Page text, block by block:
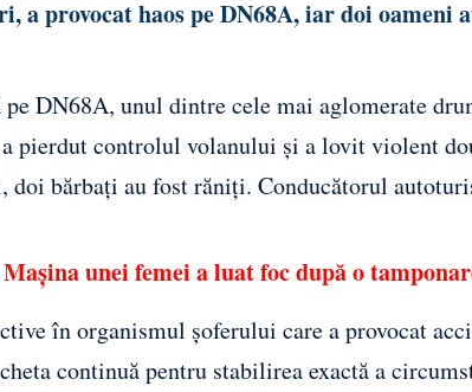
provocat haos pe DN68A, iar doi oameni
DN68A, unul dintre cele mai aglomerate
pierdut controlul volanului și a lovit violent
bărbați au fost răniți. Conducătorul
unei femei a luat foc după o
în organismul șoferului care a provocat
continuă pentru stabilirea exactă a